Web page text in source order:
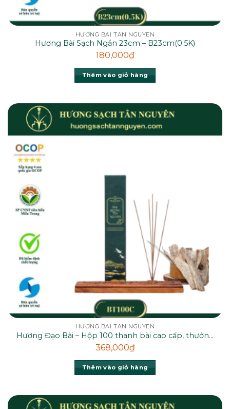
HƯƠNG BÀI TÂN NGUYÊN
Hương Bài Sạch Ngắn 23cm – B23cm(0.5K)
180,000₫
Thêm vào giỏ hàng
HƯƠNG BÀI TÂN NGUYÊN
Hương Đạo Bài – Hộp 100 thanh bài cao cấp, thưởng
thức mùi thơm từ rễ hương bài thiên nhiên
368,000₫
Thêm vào giỏ hàng